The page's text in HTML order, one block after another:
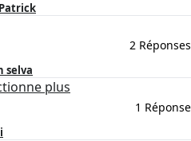
2 Réponses
selva
plus
1 Réponse